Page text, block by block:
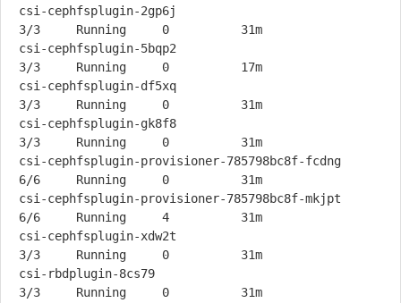
csi-cephfsplugin-2gp6j
3/3     Running     0          31m
csi-cephfsplugin-5bqp2
3/3     Running     0          17m
csi-cephfsplugin-df5xq
3/3     Running     0          31m
csi-cephfsplugin-gk8f8
3/3     Running     0          31m
csi-cephfsplugin-provisioner-785798bc8f-fcdng
6/6     Running     0          31m
csi-cephfsplugin-provisioner-785798bc8f-mkjpt
6/6     Running     4          31m
csi-cephfsplugin-xdw2t
3/3     Running     0          31m
csi-rbdplugin-8cs79
3/3     Running     0          31m